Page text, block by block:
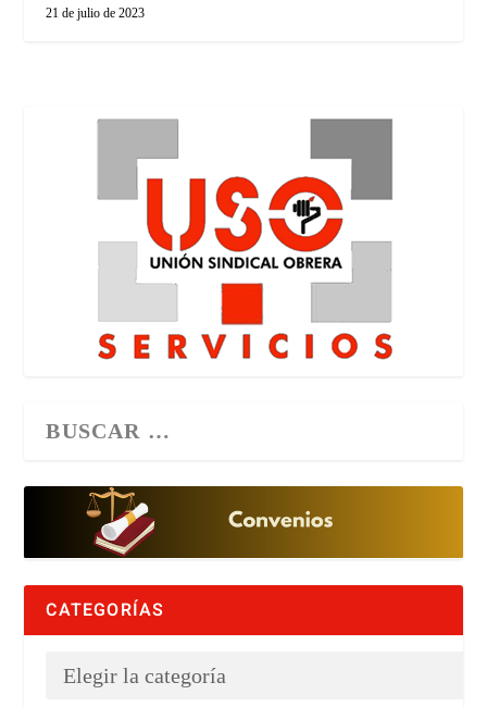
21 de julio de 2023
CATEGORÍAS